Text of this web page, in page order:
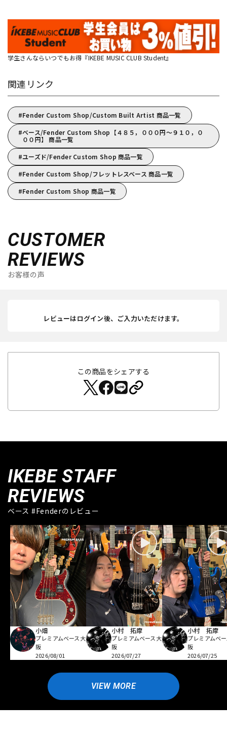
学生さんならいつでもお得『IKEBE MUSIC CLUB Student』
関連リンク
Fender Custom Shop/Custom Built Artist 商品一覧
ベース/Fender Custom Shop【４８５，０００円～９１０，０
００円】 商品一覧
ユーズド/Fender Custom Shop 商品一覧
Fender Custom Shop/フレットレスベース 商品一覧
Fender Custom Shop 商品一覧
CUSTOMER
REVIEWS
お客様の声
レビューはログイン後、ご入力いただけます。
この商品をシェアする
IKEBE STAFF
REVIEWS
ベース #Fenderのレビュー
小畑
プレミアムベース大
阪
2026/08/01
小村 拓摩
プレミアムベース大
阪
2026/07/27
小村 拓摩
プレミアムベ
阪
2026/07/25
VIEW MORE